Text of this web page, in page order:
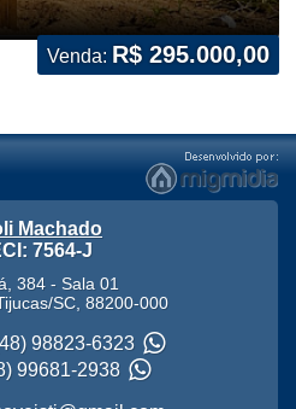
Venda: R$ 295.000,00
Machado
7564-J
384 - Sala 01
/SC 88200-000
98823-6323
99681-2938